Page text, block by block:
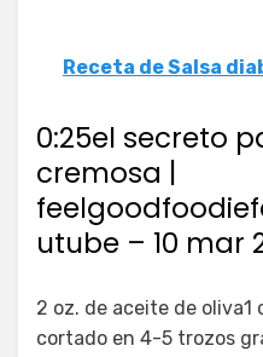
Receta de Salsa
0:25el secreto
cremosa |
utube – 10 mar
2 oz. de aceite de oliva1
cortado en 4-5 trozos